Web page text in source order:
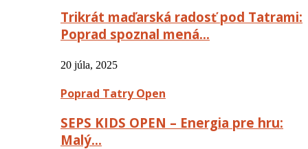
Trikrát maďarská radosť pod Tatrami:
Poprad spoznal mená…
20 júla, 2025
Poprad Tatry Open
SEPS KIDS OPEN – Energia pre hru:
Malý…